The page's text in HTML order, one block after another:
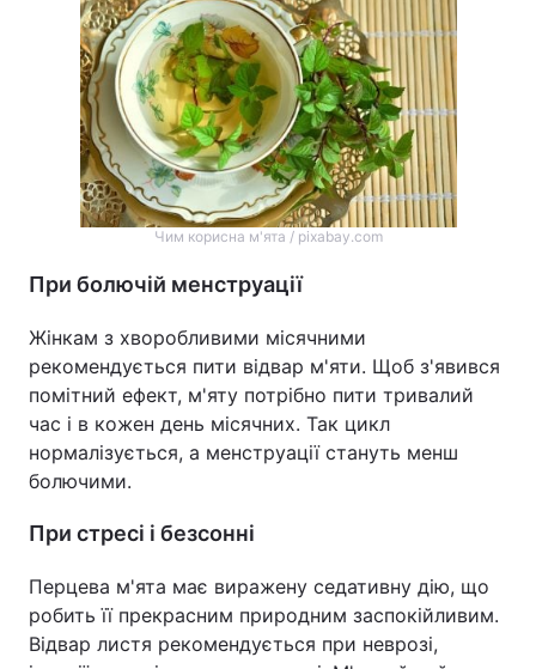
Чим корисна м'ята / pixabay.com
При болючій менструації
Жінкам з хворобливими місячними
рекомендується пити відвар м'яти. Щоб з'явився
помітний ефект, м'яту потрібно пити тривалий
час і в кожен день місячних. Так цикл
нормалізується, а менструації стануть менш
болючими.
При стресі і безсонні
Перцева м'ята має виражену седативну дію, що
робить її прекрасним природним заспокійливим.
Відвар листя рекомендується при неврозі,